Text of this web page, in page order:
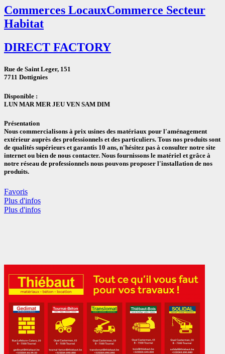
Commerces LocauxCommerce Secteur
Habitat
DIRECT FACTORY
Rue de Saint Leger, 151
7711 Dottignies
Disponible :
LUN MAR MER JEU VEN SAM DIM
Présentation
Nous commercialisons à prix usines des matériaux pour l'aménagement
extérieur auprès des professionnels et des particuliers. Tous nos produits sont
de qualités supérieurs et garantis 10 ans, n'hésitez pas à consulter notre site
internet ou bien de nous contacter. Nous fournissons le matériel et grâce à
notre réseau de professionnels nous pouvons proposer l'installation de nos
produits.
Favoris
Plus d'infos
Plus d'infos